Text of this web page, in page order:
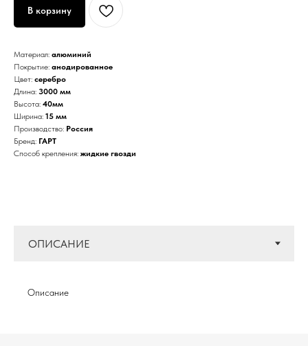
В корзину
Материал: алюминий
Покрытие: анодированное
Цвет: серебро
Длина: 3000 мм
Высота: 40мм
Ширина: 15 мм
Производство: Россия
Бренд: ГАРТ
Способ крепления: жидкие гвозди
Описание